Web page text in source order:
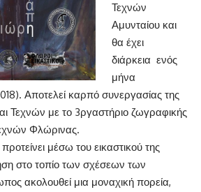
Τεχνών
Αμυνταίου και
θα έχει
διάρκεια ενός
μήνα
Αποτελεί καρπό συνεργασίας της
Τεχνών με το 3ργαστήριο ζωγραφικής
Φλώρινας.
μέσω του εικαστικού της
στο τοπίο των σχέσεων των
ακολουθεί μια μοναχική πορεία,